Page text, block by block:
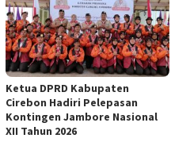
Ketua DPRD Kabupaten
Cirebon Hadiri Pelepasan
Kontingen Jambore Nasional
XII Tahun 2026